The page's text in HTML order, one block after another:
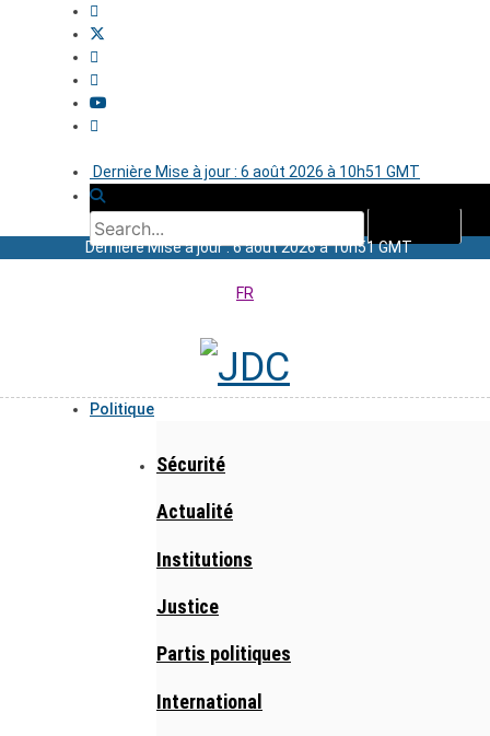
Dernière Mise à jour : 6 août 2026 à 10h51 GMT
Dernière Mise à jour : 6 août 2026 à 10h51 GMT
FR
Politique
Sécurité
Actualité
Institutions
Justice
Partis politiques
International